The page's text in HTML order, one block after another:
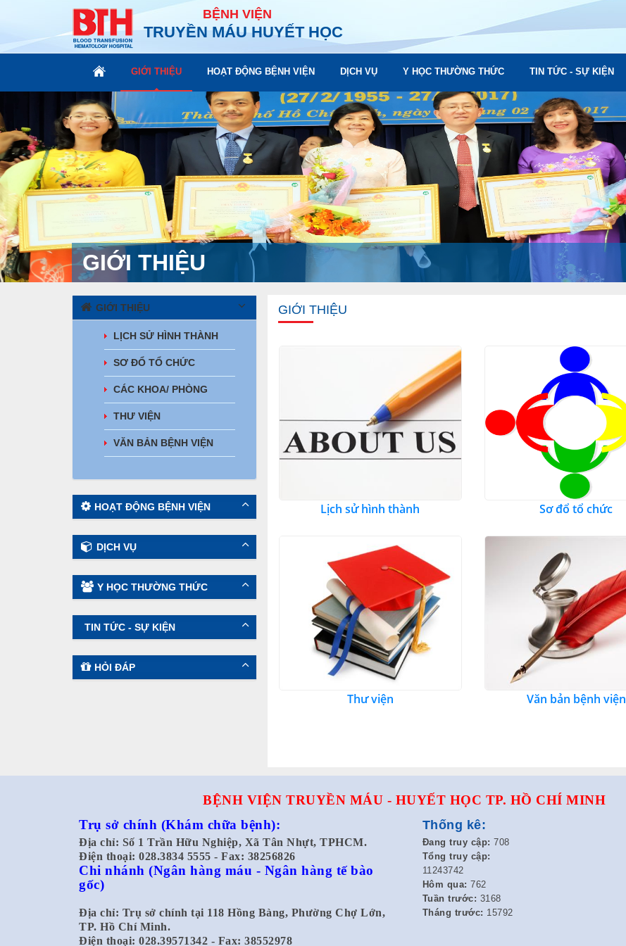
BỆNH VIỆN
TRUYỀN MÁU HUYẾT HỌC
GIỚI THIỆU HOẠT ĐỘNG BỆNH VIỆN DỊCH VỤ Y HỌC THƯỜNG THỨC TIN TỨC - SỰ KIỆN
GIỚI THIỆU
GIỚI THIỆU
LỊCH SỬ HÌNH THÀNH
SƠ ĐỔ TỔ CHỨC
CÁC KHOA/ PHÒNG
THƯ VIỆN
VĂN BẢN BỆNH VIỆN
HOẠT ĐỘNG BỆNH VIỆN
DỊCH VỤ
Y HỌC THƯỜNG THỨC
TIN TỨC - SỰ KIỆN
HỎI ĐÁP
GIỚI THIỆU
Lịch sử hình thành Sơ đổ tổ chức
Thư viện Văn bản bệnh viện
BỆNH VIỆN TRUYỀN MÁU - HUYẾT HỌC TP. HỒ CHÍ MINH
Trụ sở chính (Khám chữa bệnh):
Địa chỉ: Số 1 Trần Hữu Nghiệp, Xã Tân Nhựt, TPHCM.
Điện thoại: 028.3834 5555 - Fax: 38256826
Chi nhánh (Ngân hàng máu - Ngân hàng tế bào
gốc)
Địa chỉ: Trụ sở chính tại 118 Hồng Bàng, Phường Chợ Lớn,
TP. Hồ Chí Minh.
Điện thoại: 028.39571342 - Fax: 38552978
Thống kê:
Đang truy cập: 708
Tổng truy cập:
11243742
Hôm qua: 762
Tuần trước: 3168
Tháng trước: 15792